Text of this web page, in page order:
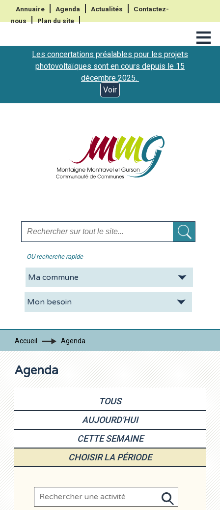
Annuaire Agenda Actualités
Contactez-
nous
Plan du site ≡
Les concertations préalables pour les projets
photovoltaïques sont en cours depuis le 15
décembre 2025.
Voir
OU recherche rapide
La CDC Vie pratique
Contacts
Accueil Agenda
Agenda
TOUS
AUJOURD'HUI
CETTE SEMAINE
CHOISIR LA PÉRIODE